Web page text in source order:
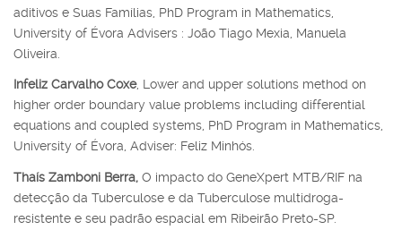
aditivos e Suas Famílias, PhD Program in Mathematics,
University of Évora Advisers : João Tiago Mexia, Manuela
Oliveira.
Infeliz Carvalho Coxe, Lower and upper solutions method on
higher order boundary value problems including differential
equations and coupled systems, PhD Program in Mathematics,
University of Évora, Adviser: Feliz Minhós.
Thaís Zamboni Berra, O impacto do GeneXpert MTB/RIF na
detecção da Tuberculose e da Tuberculose multidroga-
resistente e seu padrão espacial em Ribeirão Preto-SP.